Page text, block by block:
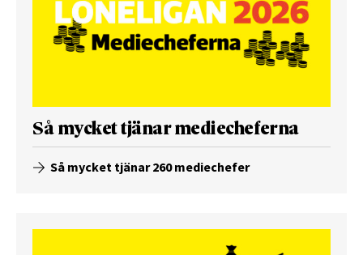
Så mycket tjänar mediecheferna
Så mycket tjänar 260 mediechefer